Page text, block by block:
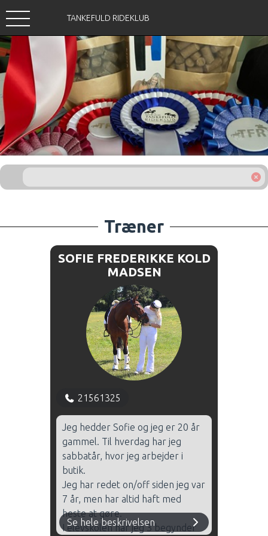
TANKEFULD RIDEKLUB
Træner
SOFIE FREDERIKKE KOLD
MADSEN
21561325
Jeg hedder Sofie og jeg er 20 år
gammel. Til hverdag har jeg
sabbatår, hvor jeg arbejder i
butik.
Jeg har redet on/off siden jeg var
7 år, men har altid haft med
heste at gøre.
I elevskolen har jeg 3 begynder
Se hele beskrivelsen